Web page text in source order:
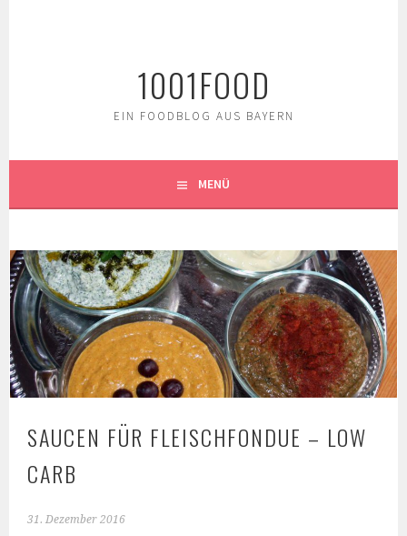
1001FOOD
EIN FOODBLOG AUS BAYERN
MENÜ
SAUCEN FÜR FLEISCHFONDUE – LOW
CARB
31. Dezember 2016